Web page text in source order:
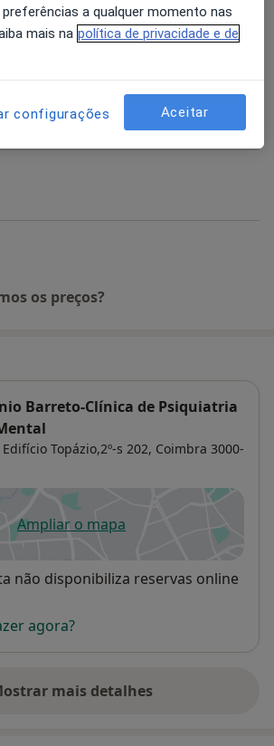
os preços?
Barreto-Clínica de Psiquiatria
Topázio,2º-s 202, Coimbra 3000-
Ampliar o mapaabre num novo separador
não disponibiliza reservas online
agora?
mais detalhes
sobre o endereço
a qualquer momento nas
mais na política de privacidade e de
configurações Aceitar